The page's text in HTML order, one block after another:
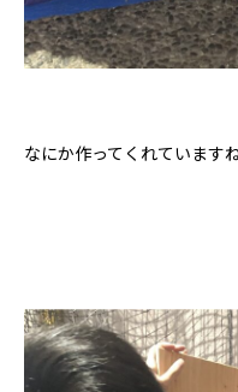
なにか作ってくれています